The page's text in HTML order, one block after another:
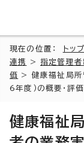
現在の位置： トッ
連携
>指定管理者
価 > 健康福祉局所
6年度）の概要・評価
健康福祉